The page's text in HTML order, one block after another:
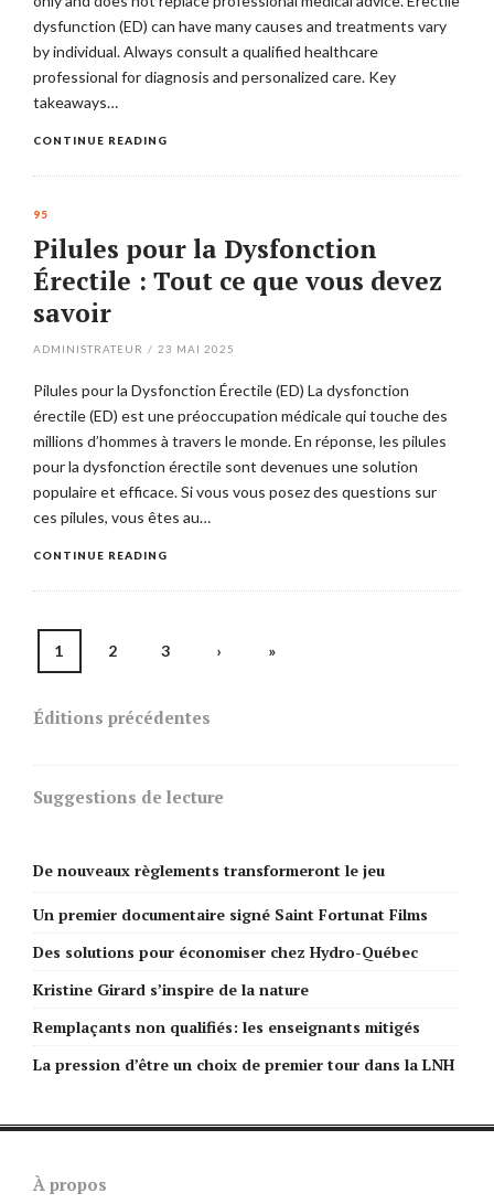
dysfunction (ED) can have many causes and treatments vary
by individual. Always consult a qualified healthcare
professional for diagnosis and personalized care. Key
takeaways…
CONTINUE READING
95
Pilules pour la Dysfonction
Érectile : Tout ce que vous devez
savoir
ADMINISTRATEUR / 23 MAI 2025
Pilules pour la Dysfonction Érectile (ED) La dysfonction
érectile (ED) est une préoccupation médicale qui touche des
millions d’hommes à travers le monde. En réponse, les pilules
pour la dysfonction érectile sont devenues une solution
populaire et efficace. Si vous vous posez des questions sur
ces pilules, vous êtes au…
CONTINUE READING
Posts
navigation
1 2 3 › »
Éditions précédentes
Suggestions de lecture
De nouveaux règlements transformeront le jeu
Un premier documentaire signé Saint Fortunat Films
Des solutions pour économiser chez Hydro-Québec
Kristine Girard s’inspire de la nature
Remplaçants non qualifiés: les enseignants mitigés
La pression d’être un choix de premier tour dans la LNH
À propos